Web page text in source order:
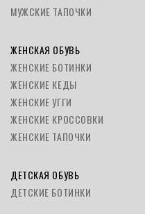
МУЖСКИЕ ТАПОЧКИ
ЖЕНСКАЯ ОБУВЬ
ЖЕНСКИЕ БОТИНКИ
ЖЕНСКИЕ КЕДЫ
ЖЕНСКИЕ УГГИ
ЖЕНСКИЕ КРОССОВКИ
ЖЕНСКИЕ ТАПОЧКИ
ДЕТСКАЯ ОБУВЬ
ДЕТСКИЕ БОТИНКИ